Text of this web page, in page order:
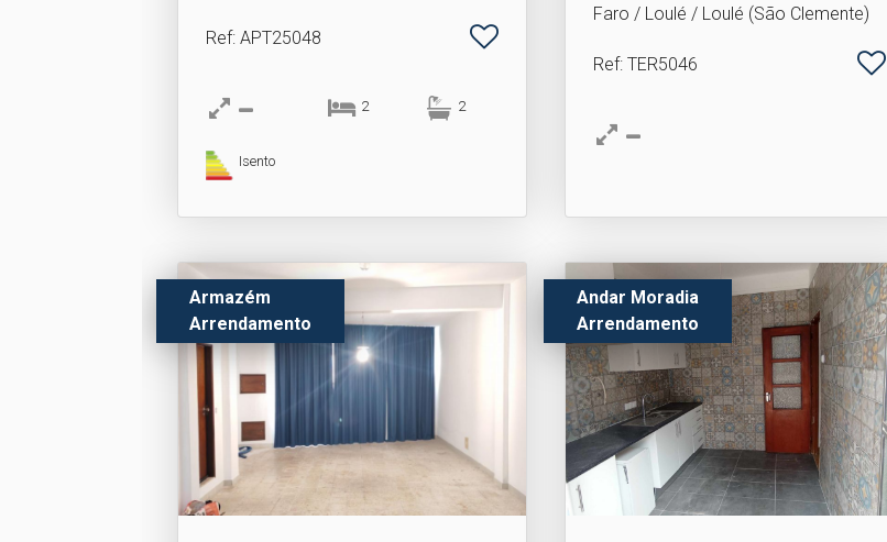
Ref: APT25048
2 2
Isento
Faro / Loulé / Loulé (São Clemente)
Ref: TER5046
Armazém
Arrendamento
Andar Moradia
Arrendamento